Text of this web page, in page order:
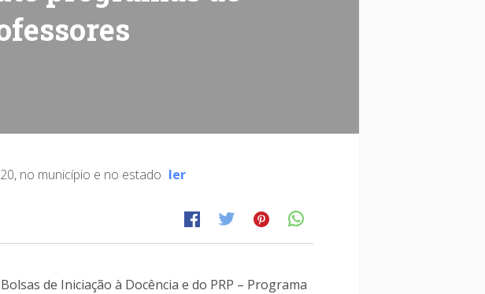
no município e no estado ler
de Iniciação à Docência e do PRP – Programa